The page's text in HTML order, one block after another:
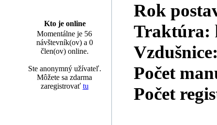
Kto je online
Momentálne je 56
návštevník(ov) a 0
člen(ov) online.
Ste anonymný užívateľ.
Môžete sa zdarma
zaregistrovať tu
Rok
Traktúra:
Počet
Počet